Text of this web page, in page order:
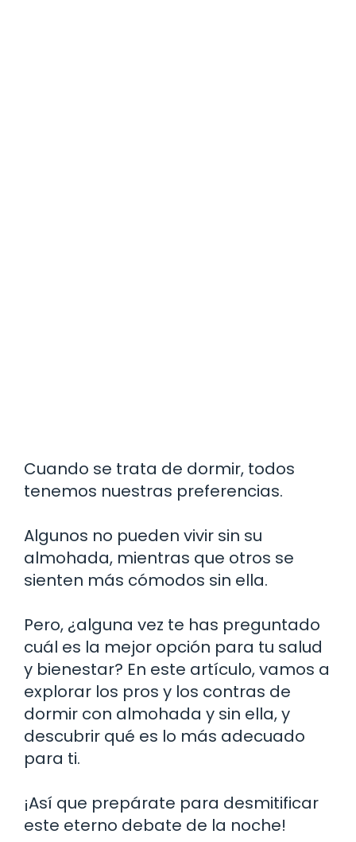
Cuando se trata de dormir, todos
tenemos nuestras preferencias.
Algunos no pueden vivir sin su
almohada, mientras que otros se
sienten más cómodos sin ella.
Pero, ¿alguna vez te has preguntado
cuál es la mejor opción para tu salud
y bienestar? En este artículo, vamos a
explorar los pros y los contras de
dormir con almohada y sin ella, y
descubrir qué es lo más adecuado
para ti.
¡Así que prepárate para desmitificar
este eterno debate de la noche!